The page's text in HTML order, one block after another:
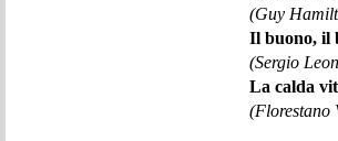
(Guy
Il buono, il
(Sergio
La calda
(Florestano